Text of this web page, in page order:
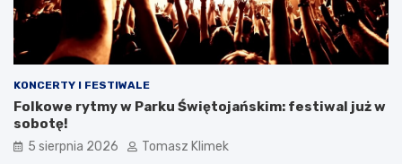
KONCERTY I FESTIWALE
Folkowe rytmy w Parku Świętojańskim: festiwal już w
sobotę!
5 sierpnia 2026 Tomasz Klimek